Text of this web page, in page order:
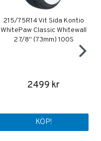
215/75R14 Vit Sida Kontio
WhitePaw Classic Whitewall
2 7/8" (73mm) 100S
2499 kr
KÖP!